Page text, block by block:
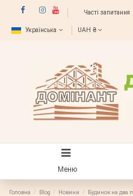
Часті запитання
Українська UAH ₴
Меню
Головна Blog Новини Будинок на два